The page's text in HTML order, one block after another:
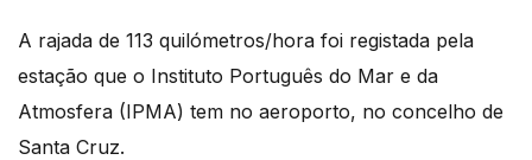
A rajada de 113 quilómetros/hora foi registada pela
estação que o Instituto Português do Mar e da
Atmosfera (IPMA) tem no aeroporto, no concelho de
Santa Cruz.